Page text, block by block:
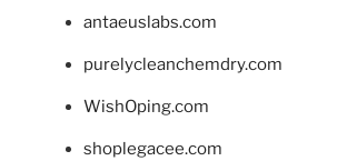
antaeuslabs.com
purelycleanchemdry.com
WishOping.com
shoplegacee.com